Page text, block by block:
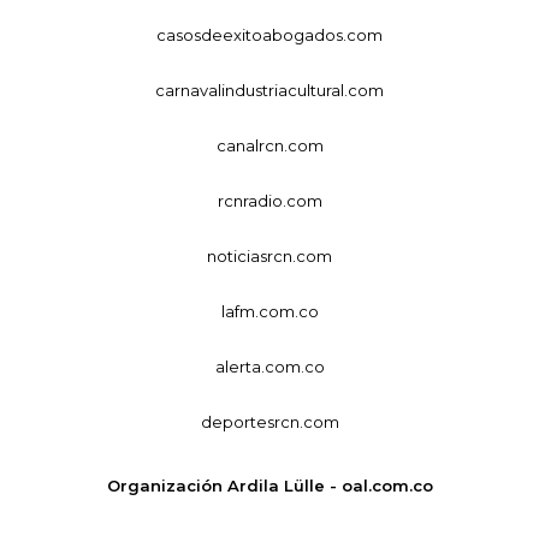
casosdeexitoabogados.com
carnavalindustriacultural.com
canalrcn.com
rcnradio.com
noticiasrcn.com
lafm.com.co
alerta.com.co
deportesrcn.com
Organización Ardila Lülle - oal.com.co